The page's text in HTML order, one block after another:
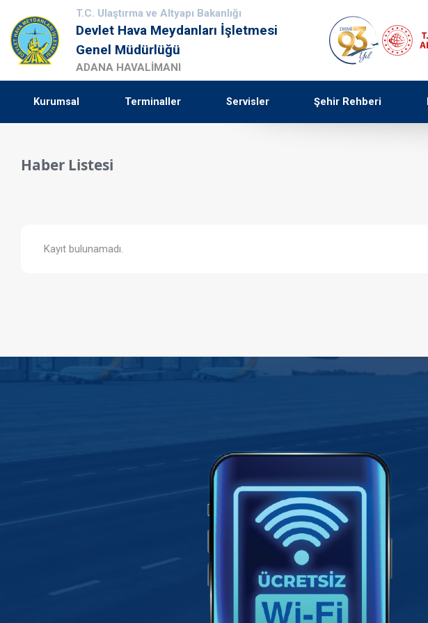
T.C. Ulaştırma ve Altyapı Bakanlığı
Devlet Hava Meydanları İşletmesi
Genel Müdürlüğü
ADANA HAVALİMANI
Kurumsal Terminaller Servisler Şehir Rehberi
Haber Listesi
Kayıt bulunamadı.